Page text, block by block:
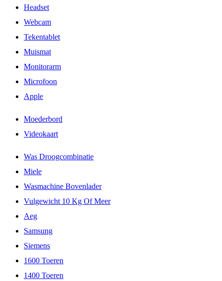
Headset
Webcam
Tekentablet
Muismat
Monitorarm
Microfoon
Apple
Moederbord
Videokaart
Was Droogcombinatie
Miele
Wasmachine Bovenlader
Vulgewicht 10 Kg Of Meer
Aeg
Samsung
Siemens
1600 Toeren
1400 Toeren